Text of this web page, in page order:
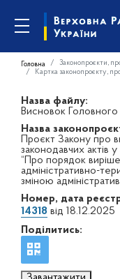
Головна Законопроєкти,
Картка законопроєкту,
Назва файлу:
Висновок
Назва
Проєкт Закону про
законодавчих актів
“Про порядок
адміністративно-
зміною
Номер, дата
14318 від 18.12.2025
Поділитись: